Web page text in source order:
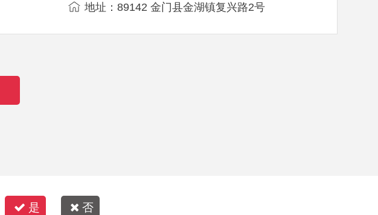
地址：89142 金门县金湖镇复兴路2号
是 否